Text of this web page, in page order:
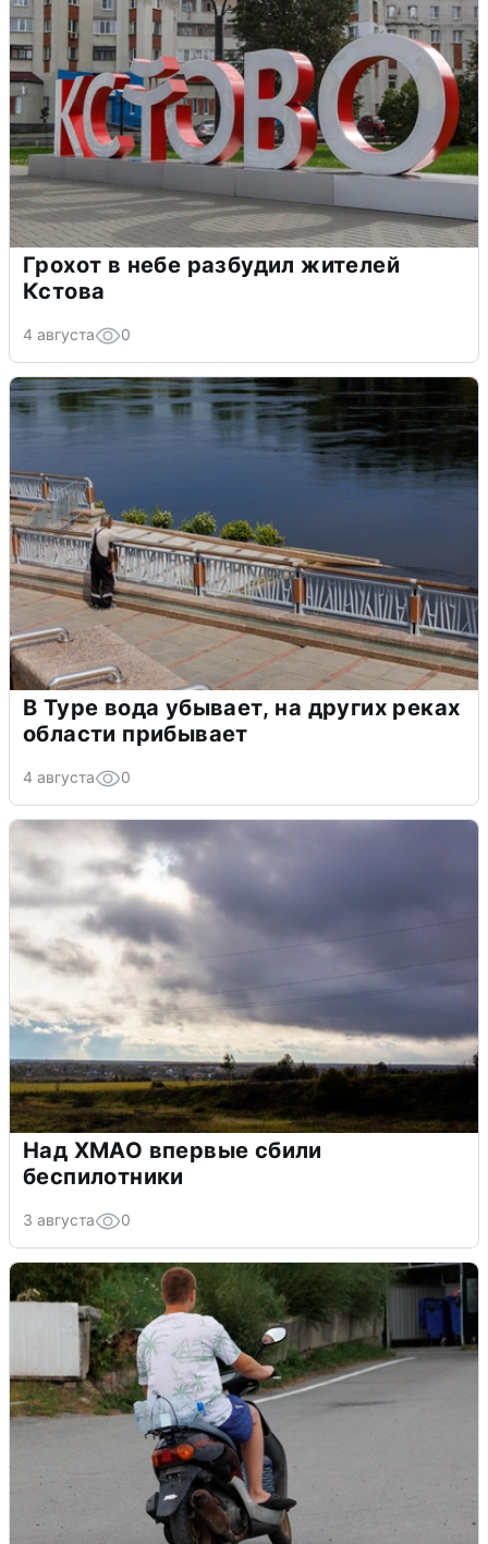
Грохот в небе разбудил жителей
Кстова
4 августа 0
В Туре вода убывает, на других реках
области прибывает
4 августа 0
Над ХМАО впервые сбили
беспилотники
3 августа 0